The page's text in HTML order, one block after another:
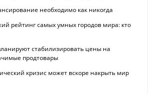
необходимо как никогда
рейтинг самых умных городов мира: кто
стабилизировать цены на
продтовары
кризис может вскоре накрыть мир